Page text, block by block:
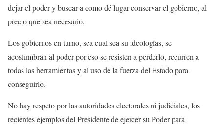
dejar el poder y buscar a como dé lugar conservar el gobierno, al
precio que sea necesario.
Los gobiernos en turno, sea cual sea su ideologías, se
acostumbran al poder por eso se resisten a perderlo, recurren a
todas las herramientas y al uso de la fuerza del Estado para
conseguirlo.
No hay respeto por las autoridades electorales ni judiciales, los
recientes ejemplos del Presidente de ejercer su Poder para